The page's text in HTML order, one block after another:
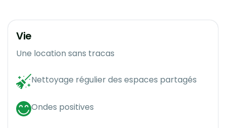
Vie
Une location sans tracas
Nettoyage régulier des espaces partagés
Ondes positives